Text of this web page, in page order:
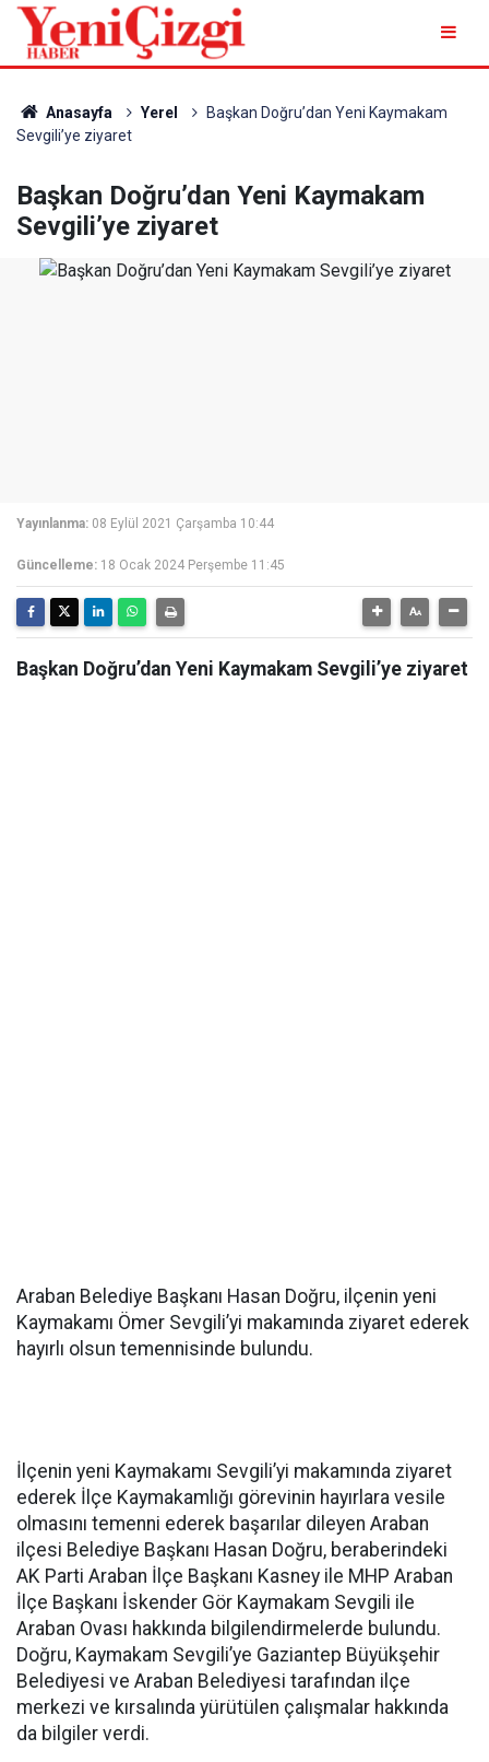
Anasayfa Yerel
Başkan Doğru’dan Yeni Kaymakam
Sevgili’ye ziyaret
Başkan Doğru’dan Yeni Kaymakam
Sevgili’ye ziyaret
Yayınlanma: 08 Eylül 2021 Çarşamba 10:44
Güncelleme: 18 Ocak 2024 Perşembe 11:45
Başkan Doğru’dan Yeni Kaymakam Sevgili’ye ziyaret
Araban Belediye Başkanı Hasan Doğru, ilçenin yeni
Kaymakamı Ömer Sevgili’yi makamında ziyaret ederek
hayırlı olsun temennisinde bulundu.
İlçenin yeni Kaymakamı Sevgili’yi makamında ziyaret
ederek İlçe Kaymakamlığı görevinin hayırlara vesile
olmasını temenni ederek başarılar dileyen Araban
ilçesi Belediye Başkanı Hasan Doğru, beraberindeki
AK Parti Araban İlçe Başkanı Kasney ile MHP Araban
İlçe Başkanı İskender Gör Kaymakam Sevgili ile
Araban Ovası hakkında bilgilendirmelerde bulundu.
Doğru, Kaymakam Sevgili’ye Gaziantep Büyükşehir
Belediyesi ve Araban Belediyesi tarafından ilçe
merkezi ve kırsalında yürütülen çalışmalar hakkında
da bilgiler verdi.